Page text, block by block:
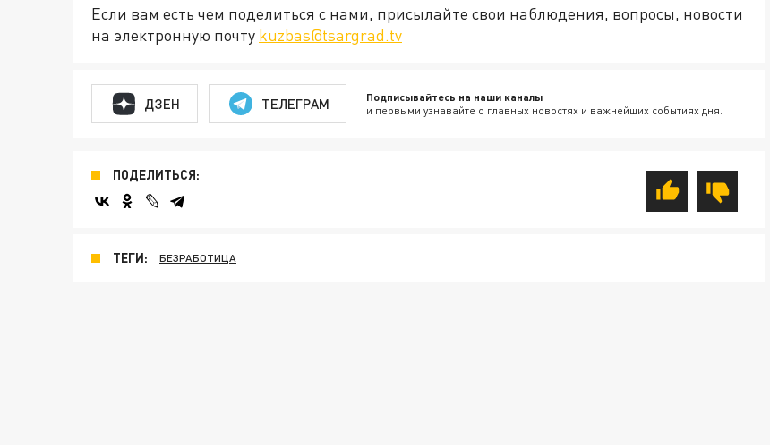
Если вам есть чем поделиться с нами, присылайте свои наблюдения, вопросы, новости
на электронную почту kuzbas@tsargrad.tv
ДЗЕН ТЕЛЕГРАМ Подписывайтесь на наши каналы
и первыми узнавайте о главных новостях и важнейших событиях дня.
ПОДЕЛИТЬСЯ:
ТЕГИ: БЕЗРАБОТИЦА